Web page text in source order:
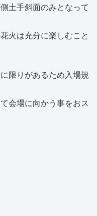
土手斜面のみとなって
火は充分に楽しむこと
限りがあるため入場規
会場に向かう事をおス